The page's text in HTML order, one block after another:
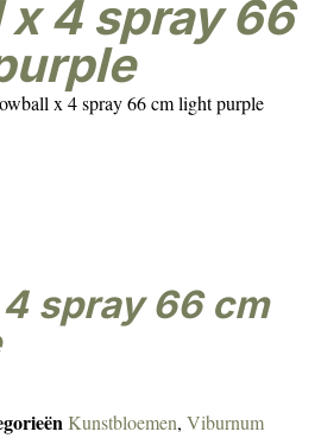
x 4 spray 66 cm light purple
Kunstbloemen, Viburnum